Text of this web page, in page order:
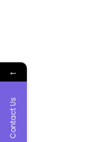
←
Contact Us